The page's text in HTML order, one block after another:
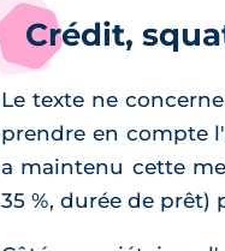
Crédit,
Le texte ne
prendre en compte
a maintenu cette
35 %, durée de